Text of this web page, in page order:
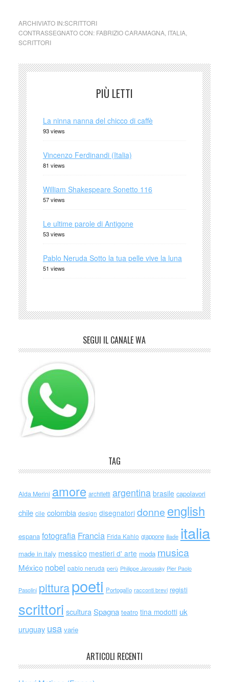
ARCHIVIATO IN:SCRITTORI
CONTRASSEGNATO CON: FABRIZIO CARAMAGNA, ITALIA,
SCRITTORI
PIÙ LETTI
La ninna nanna del chicco di caffè
93 views
Vincenzo Ferdinandi (Italia)
81 views
William Shakespeare Sonetto 116
57 views
Le ultime parole di Antigone
53 views
Pablo Neruda Sotto la tua pelle vive la luna
51 views
SEGUI IL CANALE WA
TAG
Alda Merini amore architetti argentina brasile capolavori
chile cile colombia design disegnatori donne english
espana fotografia Francia Frida Kahlo giappone iliade italia
made in italy messico mestieri d' arte moda musica
México nobel pablo neruda perù Philippe Jaroussky Pier Paolo
Pasolini pitturapoeti Portogallo racconti brevi registi
scrittori scultura Spagna teatro tina modotti uk
uruguay usa varie
ARTICOLI RECENTI